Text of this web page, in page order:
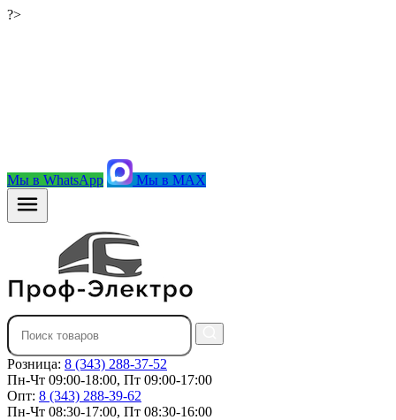
?>
Мы в WhatsApp Мы в MAX
Розница: 8 (343) 288-37-52
Пн-Чт 09:00-18:00, Пт 09:00-17:00
Опт: 8 (343) 288-39-62
Пн-Чт 08:30-17:00, Пт 08:30-16:00